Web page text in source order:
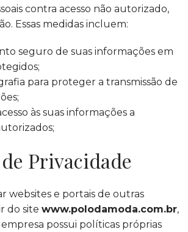
contra acesso não autorizado,
Essas medidas incluem:
seguro de suas informações em
para proteger a transmissão de
às suas informações a
Privacidade
websites e portais de outras
do site www.polodamoda.com.br,
possui políticas próprias